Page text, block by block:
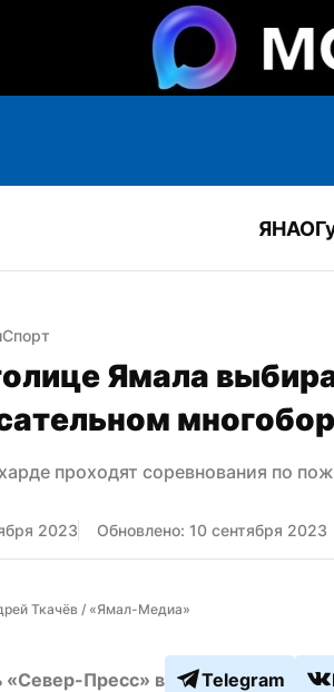
ЯНАО
Спорт
Ямала
проходят соревнования по
2023 Обновлено: 10 сентября 2023
Ткачёв / «Ямал-Медиа»
«Север-Пресс» в Telegram